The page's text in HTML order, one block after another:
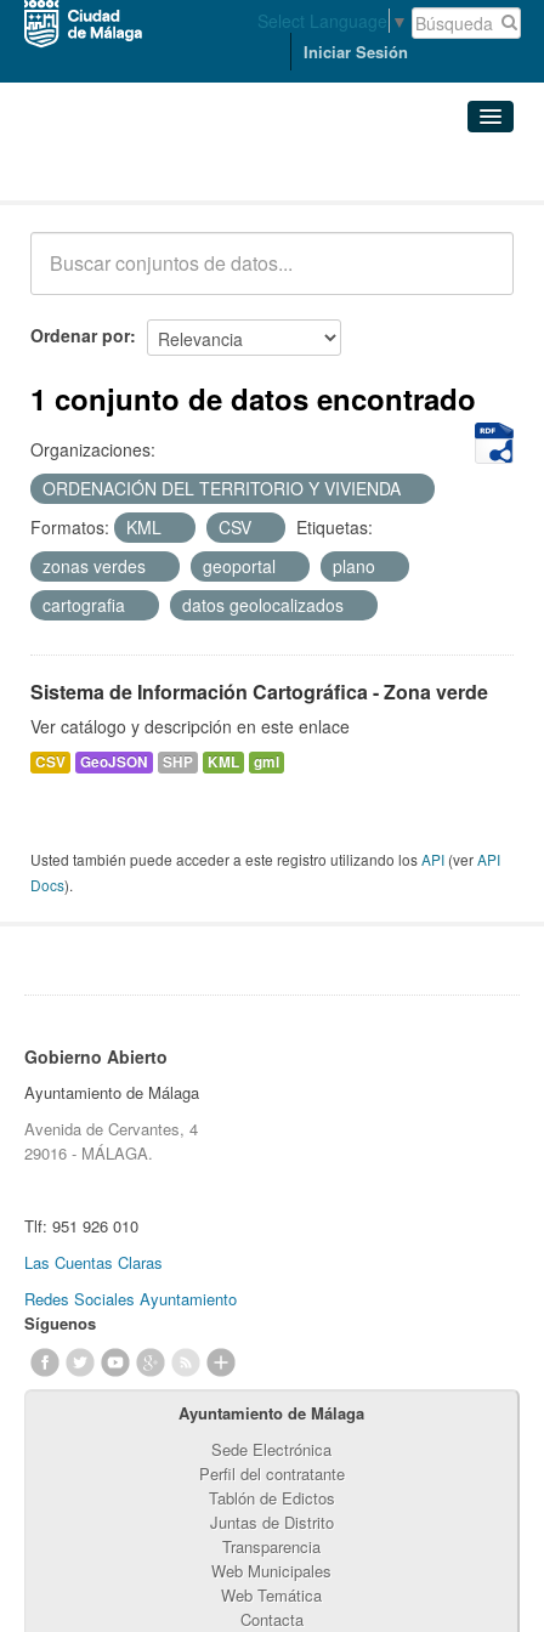
Select Language ▼
Iniciar Sesión
Acerca de
Ordenar por
1 conjunto de datos encontrado
Organizaciones:
ORDENACIÓN DEL TERRITORIO Y VIVIENDA
Formatos:
KML CSV
Etiquetas:
zonas verdes
geoportal
plano
cartografia
datos geolocalizados
Sistema de Información Cartográfica - Zona verde
Ver catálogo y descripción en este enlace
CSV GeoJSON SHP KML gml
Usted también puede acceder a este registro utilizando losAPI (verAPI
Docs).
Gobierno Abierto
Ayuntamiento de Málaga
Avenida de Cervantes, 4
29016 - MÁLAGA.
Tlf: 951 926 010
Las Cuentas Claras
Redes Sociales Ayuntamiento
Síguenos
Ayuntamiento de Málaga
Sede Electrónica
Perfil del contratante
Tablón de Edictos
Juntas de Distrito
Transparencia
Web Municipales
Web Temática
Contacta